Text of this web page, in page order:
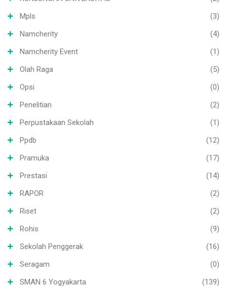
Mpls
(3)
Namcherity
(4)
Namcherity Event
(1)
Olah Raga
(5)
Opsi
(0)
Penelitian
(2)
Perpustakaan Sekolah
(1)
Ppdb
(12)
Pramuka
(17)
Prestasi
(14)
RAPOR
(2)
Riset
(2)
Rohis
(9)
Sekolah Penggerak
(16)
Seragam
(0)
SMAN 6 Yogyakarta
(139)